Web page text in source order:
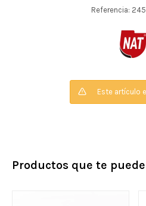
Referencia:
Este artículo
Productos que te